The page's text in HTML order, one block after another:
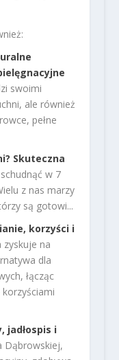
swoimi
ale również
pełne
Skuteczna
w 7
z nas marzy
są gotowi...
korzyści i
zyskuje na
dla
łącząc
jadłospis i
Dąbrowskiej,